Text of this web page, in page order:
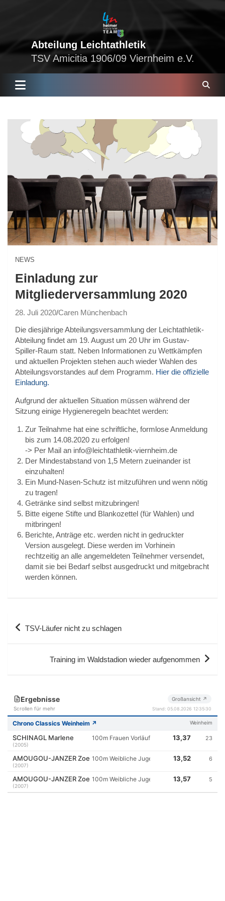
Abteilung Leichtathletik
TSV Amicitia 1906/09 Viernheim e.V.
NEWS
Einladung zur
Mitgliederversammlung 2020
28. Juli 2020 Caren Münchenbach
Die diesjährige Abteilungsversammlung der Leichtathletik-
Abteilung findet am 19. August um 20 Uhr im Gustav-
Spiller-Raum statt. Neben Informationen zu Wettkämpfen
und aktuellen Projekten stehen auch wieder Wahlen des
Abteilungsvorstandes auf dem Programm. Hier die offizielle
Einladung.
Aufgrund der aktuellen Situation müssen während der
Sitzung einige Hygieneregeln beachtet werden:
Zur Teilnahme hat eine schriftliche, formlose Anmeldung
bis zum 14.08.2020 zu erfolgen!
-> Per Mail an info@leichtathletik-viernheim.de
Der Mindestabstand von 1,5 Metern zueinander ist
einzuhalten!
Ein Mund-Nasen-Schutz ist mitzuführen und wenn nötig
zu tragen!
Getränke sind selbst mitzubringen!
Bitte eigene Stifte und Blankozettel (für Wahlen) und
mitbringen!
Berichte, Anträge etc. werden nicht in gedruckter
Version ausgelegt. Diese werden im Vorhinein
rechtzeitig an alle angemeldeten Teilnehmer versendet,
damit sie bei Bedarf selbst ausgedruckt und mitgebracht
werden können.
Beitragsnavigation
TSV-Läufer nicht zu schlagen
Training im Waldstadion wieder aufgenommen